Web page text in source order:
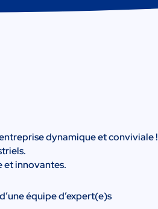
dynamique et conviviale !
et innovantes.
équipe d’expert(e)s